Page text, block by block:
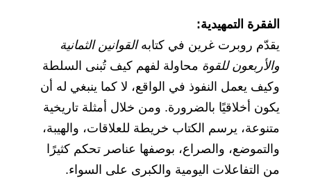
الفقرة التمهيدية:
يقدّم روبرت غرين في كتابهالقوانين الثمانية
والأربعون للقوة محاولة لفهم كيف تُبنى السلطة
وكيف يعمل النفوذ في الواقع، لا كما ينبغي له أن
يكون أخلاقيًا بالضرورة. ومن خلال أمثلة تاريخية
متنوعة، يرسم الكتاب خريطة للعلاقات، والهيبة،
والتموضع، والصراع، بوصفها عناصر تحكم كثيرًا
من التفاعلات اليومية والكبرى على السواء.